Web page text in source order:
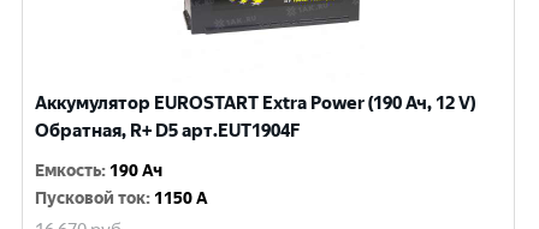
Аккумулятор EUROSTART Extra Power (190 Ач, 12 V)
Обратная, R+ D5 арт.EUT1904F
Емкость: 190 Ач
Пусковой ток: 1150 A